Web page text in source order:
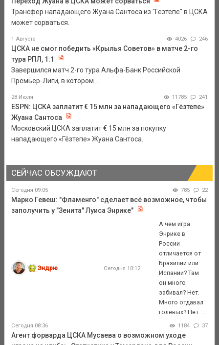
Трансфер нападающего Жуана Сантоса из "Гезтепе" в ЦСКА
может сорваться.
1 Августа 4026 246
ЦСКА не смог победить «Крылья Советов» в матче 2-го
тура РПЛ, 1:1
Завершился матч 2-го тура Альфа-Банк Российской
Премьер-Лиги, в котором ...
28 Июля 11785 241
ESPN: ЦСКА заплатит € 15 млн за нападающего «Гёзтепе»
Жуана Сантоса
Московский ЦСКА заплатит € 15 млн за покупку
нападающего «Гёзтепе» Жуана Сантоса.
СЕЙЧАС ОБСУЖДАЮТ
Сегодня 09:05 785 22
Марко Гевеш: "Фламенго" сделает всё возможное, чтобы
заполучить у "Зенита" Луиса Энрике"
Эндрю Сегодня 10:12
А чем игра
Энрике в
России
отличается от
Бразилии или
Испании? Там
он много
забивал? Нет.
Много отдавал
голевых? Нет. ...
Сегодня 08:36 1184 37
Агент форварда ЦСКА Мусаева о возможном уходе